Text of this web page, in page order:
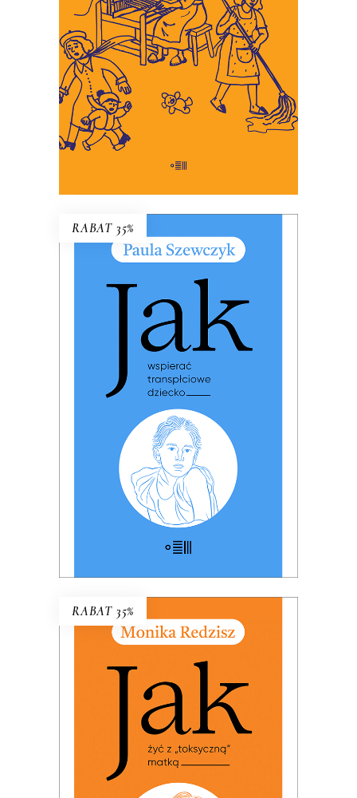
E-BOOK DO KOSZYKA
martwić się jest łatwiej niż
troszczyć.
53.00zł 34.45 zł
KSIĄŻKA DO KOSZYKA
RABAT 35%
E-BOOK DO KOSZYKA
JAK WSPIERAĆ
TRANSPŁCIOWE DZIECKO
PREMIERA: 17 listopada 2025
49.99zł 32.49
KSIĄŻKA DO KOSZYKA
RABAT 35%
JAK ŻYĆ Z „TOKSYCZNĄ”
MATKĄ
PREMIERA: 24 listopada 2025
49.99zł 32.49